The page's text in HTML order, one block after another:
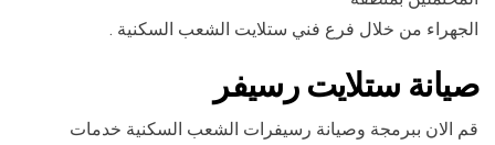
الجهراء من خلال فرع فني ستلايت الشعب السكنية .
صيانة ستلايت رسيفر
قم الان ببرمجة وصيانة رسيفرات الشعب السكنية خدمات